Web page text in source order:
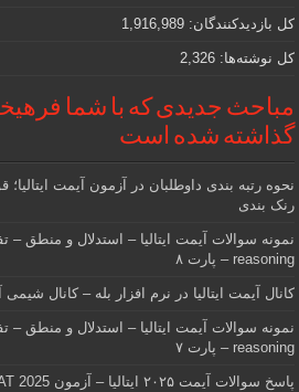
کل بازدیدکنند‌گان:1,916,989
کل نوشته‌ها:2,326
مباحث جدیدی که با شما
گذاشته شده است
رنک بندی
reasoning – پارت ۸
کانال آیمت ایتالیا در نرم افزار بله – کانال
reasoning – پارت ۷